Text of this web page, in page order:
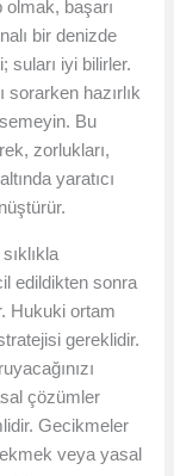
olmak, başarı
bir denizde
suları iyi bilirler.
sorarken hazırlık
Bu
zorlukları,
yaratıcı
edildikten sonra
Hukuki ortam
gereklidir.
çözümler
Gecikmeler
veya yasal